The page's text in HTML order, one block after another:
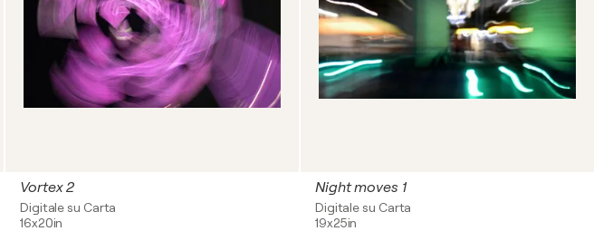
Vortex 2
Digitale su Carta
16x20in
Night moves 1
Digitale su Carta
19x25in